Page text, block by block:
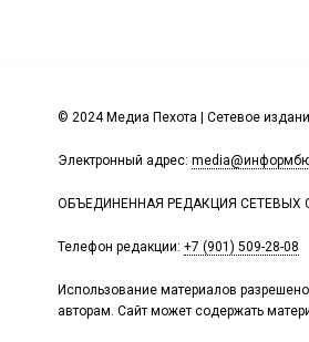
© 2024 Медиа Пехота | Сетевое
Электронный адрес:
ОБЪЕДИНЕННАЯ РЕДАКЦИЯ
Телефон редакции: +7 (901) 509-28-08
Использование материалов
авторам. Сайт может содержать